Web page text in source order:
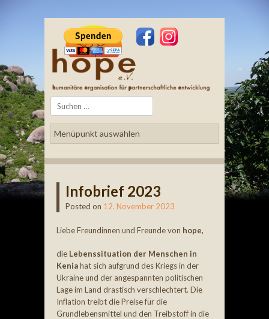
Search
Infobrief 2023
Posted on 12. November 2023
Liebe Freundinnen und Freunde von hope,
die Lebenssituation der Menschen in
Keniahat sich aufgrund des Kriegs in der
Ukraine und der angespannten politischen
Lage im Land drastisch verschlechtert. Die
Inflation treibt die Preise für die
Grundlebensmittel und den Treibstoff in die